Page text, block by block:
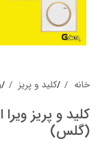
خانه کلید و پریز
کلید و پریز
(گلس)